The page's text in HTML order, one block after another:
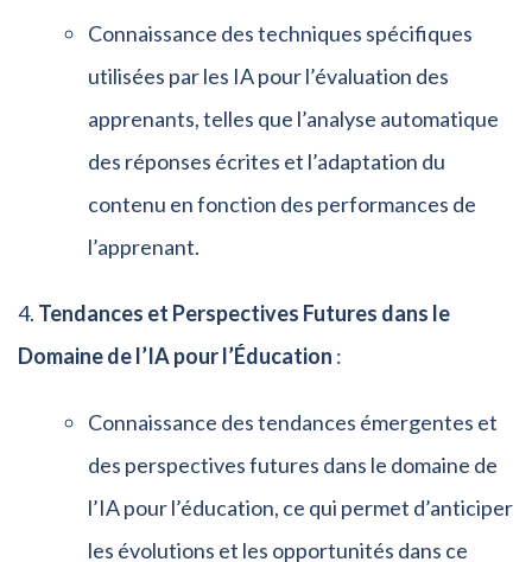
Connaissance des techniques spécifiques
utilisées par les IA pour l’évaluation des
apprenants, telles que l’analyse automatique
des réponses écrites et l’adaptation du
contenu en fonction des performances de
l’apprenant.
Tendances et Perspectives Futures dans le
Domaine de l’IA pour l’Éducation :
Connaissance des tendances émergentes et
des perspectives futures dans le domaine de
l’IA pour l’éducation, ce qui permet d’anticiper
les évolutions et les opportunités dans ce